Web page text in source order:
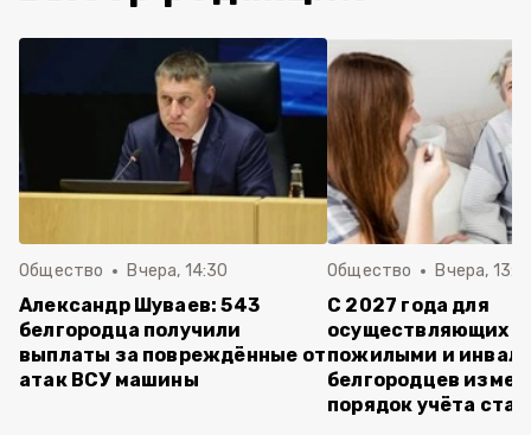
Общество Вчера, 14:30
Александр Шуваев: 543
белгородца получили
выплаты за повреждённые от
атак ВСУ машины
Общество Вчера,
С 2027 года для
осуществляющих
пожилыми и
белгородцев
порядок учёта ста